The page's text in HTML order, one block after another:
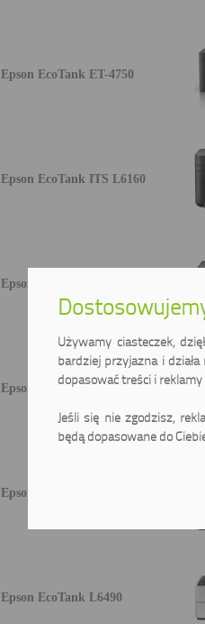
Epson EcoTank ET-4750
Epson EcoTank ITS L6160
Epson EcoTank ITS L6190
Epson EcoTank L6270
Epson EcoTank L6290
Epson EcoTank L6490
Używamy ciasteczek,
bardziej przyjazna i
dopasować treści i
Jeśli się nie zgodzisz,
będą dopasowane do